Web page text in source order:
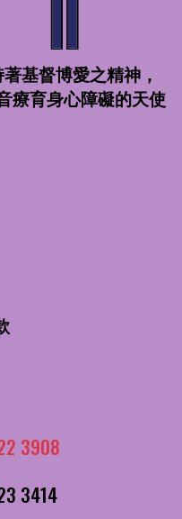
著基督博愛之精神，
療育身心障礙的天使
3908
3414